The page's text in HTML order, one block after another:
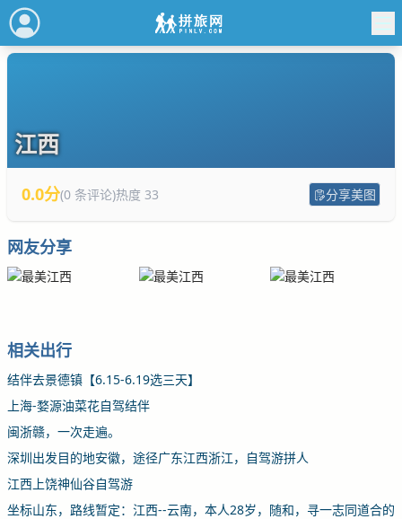
江西
0.0分(0 条评论)热度 33 分享美图
网友分享
相关出行
结伴去景德镇【6.15-6.19选三天】
上海-婺源油菜花自驾结伴
闽浙赣，一次走遍。
深圳出发目的地安徽，途径广东江西浙江，自驾游拼人
江西上饶神仙谷自驾游
坐标山东，路线暂定：江西--云南，本人28岁，随和，寻一志同道合的